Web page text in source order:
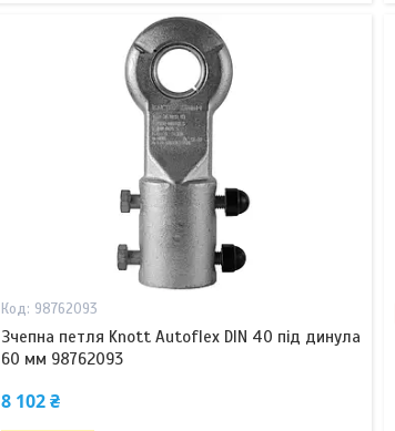
98762093
Зчепна петля Knott Autoflex DIN 40 під динула
60 мм 98762093
8 102 ₴